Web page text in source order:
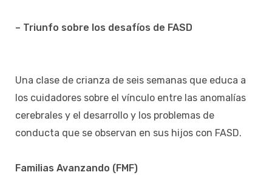
– Triunfo sobre los desafíos de FASD
Una clase de crianza de seis semanas que educa a
los cuidadores sobre el vínculo entre las anomalías
cerebrales y el desarrollo y los problemas de
conducta que se observan en sus hijos con FASD.
Familias Avanzando (FMF)